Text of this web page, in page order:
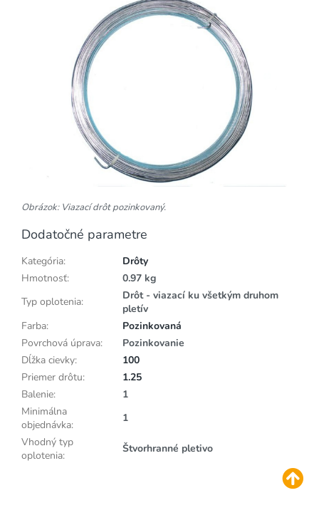
Obrázok: Viazací drôt pozinkovaný.
Dodatočné parametre
Kategória:
Drôty
Hmotnosť:
0.97 kg
Typ oplotenia:
Drôt - viazací ku všetkým druhom
pletív
Farba:
Pozinkovaná
Povrchová úprava:
Pozinkovanie
Dĺžka cievky:
100
Priemer drôtu:
1.25
Balenie:
1
Minimálna
objednávka:
1
Vhodný typ
oplotenia:
Štvorhranné pletivo